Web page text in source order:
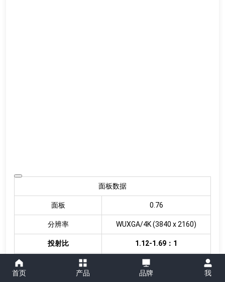
面板数据
面板 0.76
分辨率 WUXGA/4K (3840 x 2160)
投射比 1.12-1.69：1
首页 产品 品牌 我